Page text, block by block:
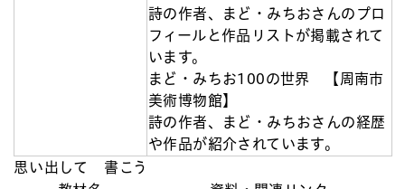
詩の作者、まど・みちおさんのプロ
フィールと作品リストが掲載されて
います。
まど・みちお100の世界 【周南市
美術博物館】
詩の作者、まど・みちおさんの経歴
や作品が紹介されています。
思い出して 書こう